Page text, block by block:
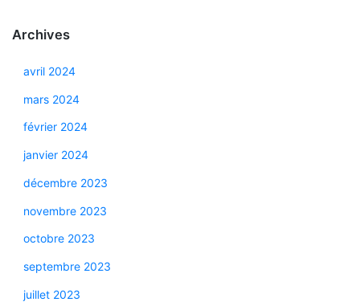
Archives
avril 2024
mars 2024
février 2024
janvier 2024
décembre 2023
novembre 2023
octobre 2023
septembre 2023
juillet 2023